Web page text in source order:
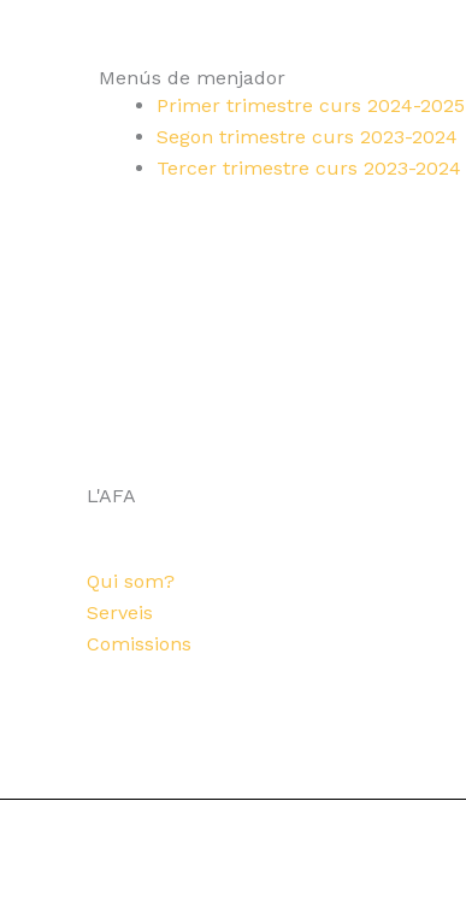
Menús de menjador
Primer trimestre curs 2024-2025
Segon trimestre curs 2023-2024
Tercer trimestre curs 2023-2024
L'AFA
Qui som?
Serveis
Comissions